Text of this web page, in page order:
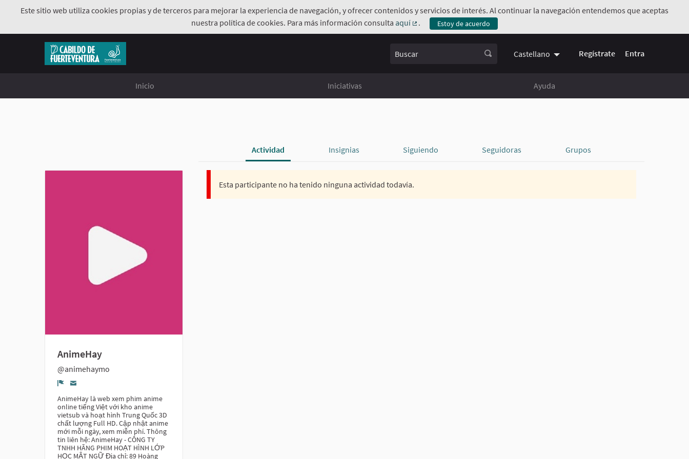
Este sitio web utiliza cookies propias y de terceros para mejorar la experiencia de navegación, y ofrecer contenidos y servicios de interés. Al continuar la navegación entendemos que aceptas
nuestra política de cookies. Para más información consulta aquí
(Enlace externo)
. Estoy de acuerdo
Buscar Castellano Regístrate Entra
Inicio Iniciativas Ayuda
Actividad Insignias Siguiendo Seguidoras Grupos
AnimeHay
@animehaymo
Denunciar
AnimeHay là web xem phim anime
online tiếng Việt với kho anime
vietsub và hoạt hình Trung Quốc 3D
chất lượng Full HD. Cập nhật anime
mới mỗi ngày, xem miễn phí. Thông
tin liên hệ: AnimeHay - CÔNG TY
TNHH HÃNG PHIM HOẠT HÌNH LỚP
HỌC MẬT NGỮ Địa chỉ: 89 Hoàng
Esta participante no ha tenido ninguna actividad todavía.